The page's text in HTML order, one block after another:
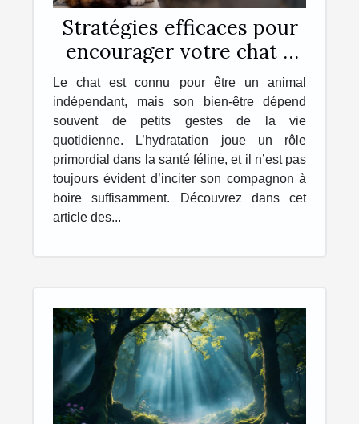
Stratégies efficaces pour
encourager votre chat à
s'hydrater davantage
Le chat est connu pour être un animal
indépendant, mais son bien-être dépend
souvent de petits gestes de la vie
quotidienne. L’hydratation joue un rôle
primordial dans la santé féline, et il n’est pas
toujours évident d’inciter son compagnon à
boire suffisamment. Découvrez dans cet
article des...